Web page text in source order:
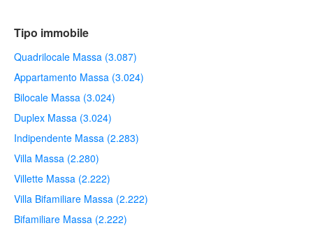
Tipo immobile
Quadrilocale Massa (3.087)
Appartamento Massa (3.024)
Bilocale Massa (3.024)
Duplex Massa (3.024)
Indipendente Massa (2.283)
Villa Massa (2.280)
Villette Massa (2.222)
Villa Bifamiliare Massa (2.222)
Bifamiliare Massa (2.222)